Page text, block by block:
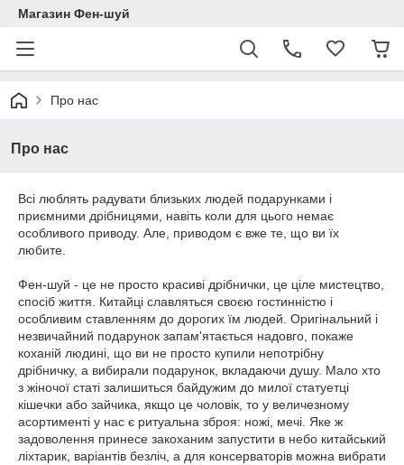
Магазин Фен-шуй
Про нас
Про нас
Всі люблять радувати близьких людей подарунками і
приємними дрібницями, навіть коли для цього немає
особливого приводу. Але, приводом є вже те, що ви їх
любите.
Фен-шуй - це не просто красиві дрібнички, це ціле мистецтво,
спосіб життя. Китайці славляться своєю гостинністю і
особливим ставленням до дорогих їм людей. Оригінальний і
незвичайний подарунок запам'ятається надовго, покаже
коханій людині, що ви не просто купили непотрібну
дрібничку, а вибирали подарунок, вкладаючи душу. Мало хто
з жіночої статі залишиться байдужим до милої статуетці
кішечки або зайчика, якщо це чоловік, то у величезному
асортименті у нас є ритуальна зброя: ножі, мечі. Яке ж
задоволення принесе закоханим запустити в небо китайський
ліхтарик, варіантів безліч, а для консерваторів можна вибрати